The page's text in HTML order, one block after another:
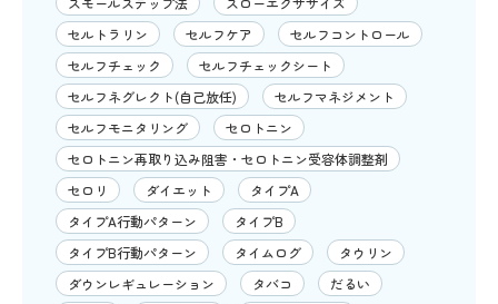
セルトラリン
セルフケア
セルフコントロール
セルフチェック
セルフチェックシート
セルフネグレクト(自己放任)
セルフマネジメント
セルフモニタリング
セロトニン
セロトニン再取り込み阻害・セロトニン受容体調整剤
セロリ
ダイエット
タイプA
タイプA行動パターン
タイプB
タイプB行動パターン
タイムログ
タウリン
ダウンレギュレーション
タバコ
だるい